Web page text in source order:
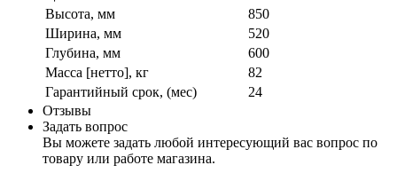
Высота, мм
850
Ширина, мм
520
Глубина, мм
600
Масса [нетто], кг
82
Гарантийный срок, (мес)
24
Отзывы
Задать вопрос
Вы можете задать любой интересующий вас вопрос по
товару или работе магазина.